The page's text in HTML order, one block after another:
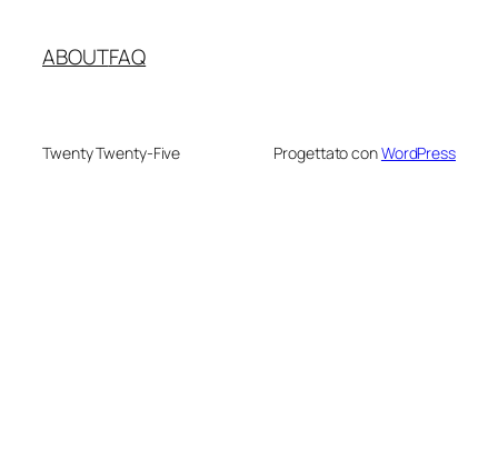
ABOUTFAQ
Twenty Twenty-Five Progettato conWordPress